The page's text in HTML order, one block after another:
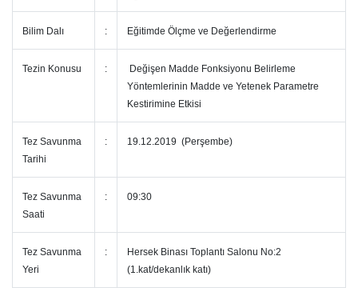
Bilim Dalı : Eğitimde Ölçme ve Değerlendirme
Tezin Konusu :
Değişen Madde Fonksiyonu Belirleme
Yöntemlerinin Madde ve Yetenek Parametre
Kestirimine Etkisi
Tez Savunma
Tarihi
: 19.12.2019 (Perşembe)
Tez Savunma
Saati
: 09:30
Tez Savunma
Yeri
:
Hersek Binası Toplantı Salonu No:2
(1.kat/dekanlık katı)